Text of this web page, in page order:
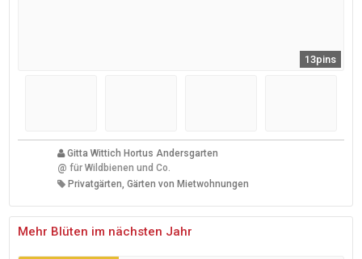
13pins
Gitta Wittich Hortus Andersgarten
@ für Wildbienen und Co.
Privatgärten, Gärten von Mietwohnungen
Mehr Blüten im nächsten Jahr